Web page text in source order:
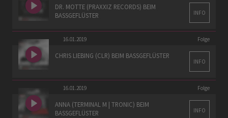
DR. MOTTE (PRAXXIZ RECORDS) BEIM
BASSGEFLÜSTER
INFO
16.01.2019 Folge
CHRIS LIEBING (CLR) BEIM BASSGEFLÜSTER
INFO
16.01.2019 Folge
ANNA (TERMINAL M | TRONIC) BEIM
BASSGEFLÜSTER
INFO